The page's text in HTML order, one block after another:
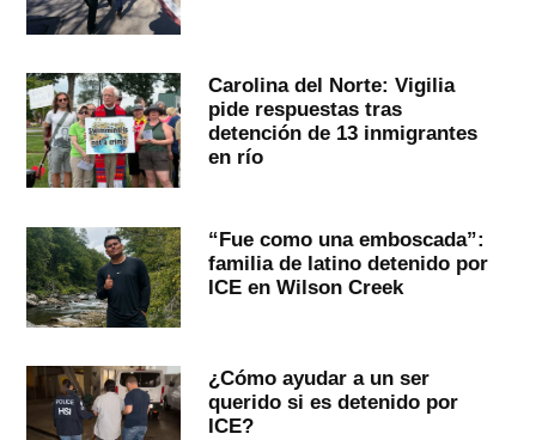
Carolina del Norte: Vigilia
pide respuestas tras
detención de 13 inmigrantes
en río
“Fue como una emboscada”:
familia de latino detenido por
ICE en Wilson Creek
¿Cómo ayudar a un ser
querido si es detenido por
ICE?